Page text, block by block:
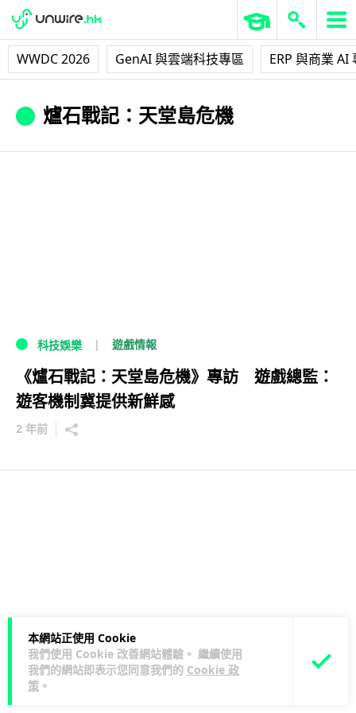
WWDC 2026 GenAI 與雲端科技專區 ERP 與商業 AI
本網站正使用 Cookie
我們使用 Cookie 改善網站體驗。 繼續使用
我們的網站即表示您同意我們的 Cookie 政
策 。
爐石戰記：天堂島危機
科技娛樂 遊戲情報
《爐石戰記：天堂島危機》專訪 遊戲總監：
遊客機制冀提供新鮮感
2 年前